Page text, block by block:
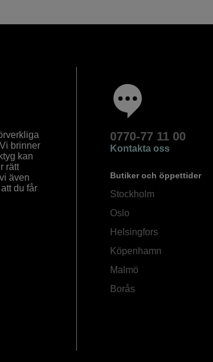
brinner
kan
rätt
även
du får
0770-77 11 00
Kontakta oss
Butiker och öppettider
Stockholm
Oslo
Helsingfors
Köpenhamn
Malmö
Borås